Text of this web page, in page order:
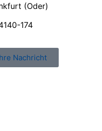
(Oder)
174
Nachricht